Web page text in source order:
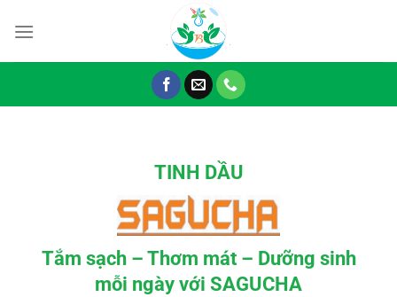
đến
TINH DẦU
Tắm sạch – Thơm mát – Dưỡng sinh
mỗi ngày với SAGUCHA